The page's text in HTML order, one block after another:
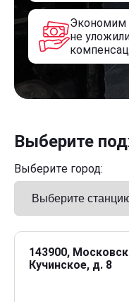
Экономим
не
Выберите
Выберите город:
143900,
Кучинское, д. 8